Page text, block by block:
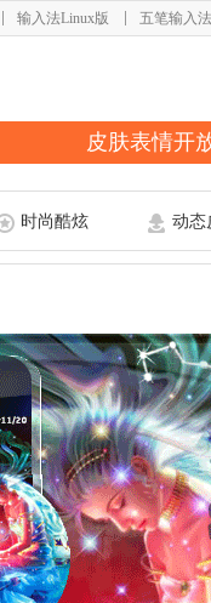
输入法Linux版 五笔输入法
皮肤表情开
时尚酷炫 动态